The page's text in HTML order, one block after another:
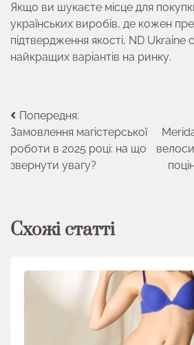
Якщо ви шукаєте місце для
українських виробів, де кожен
підтвердження якості, ND Ukraine
найкращих варіантів на ринку.
Навігація
записів
Попередня:
Замовлення магістерської
роботи в 2025 році: на що
звернути увагу?
Схожі статті